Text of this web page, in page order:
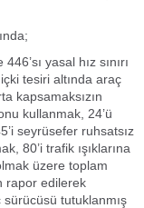
yasal hız sınırı
tesiri altında araç
kapsamaksızın
kullanmak, 24’ü
seyrüsefer ruhsatsız
80’i trafik ışıklarına
üzere toplam
rapor edilerek
tutuklanmış